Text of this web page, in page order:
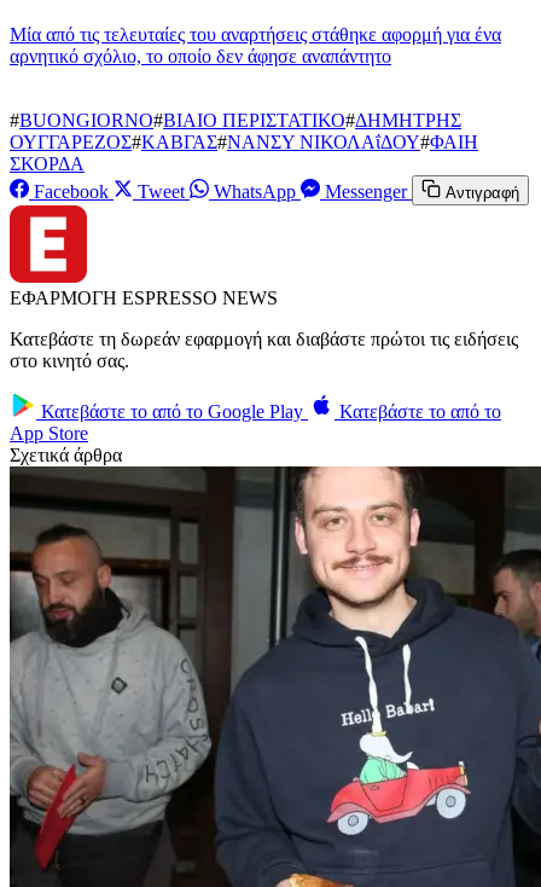
Mία από τις τελευταίες του αναρτήσεις στάθηκε αφορμή για ένα
αρνητικό σχόλιο, το οποίο δεν άφησε αναπάντητο
#BUONGIORNO#ΒΙΑΙΟ ΠΕΡΙΣΤΑΤΙΚΟ#ΔΗΜΗΤΡΗΣ
ΟΥΓΓΑΡΕΖΟΣ#ΚΑΒΓΑΣ#ΝΑΝΣΥ ΝΙΚΟΛΑΐΔΟΥ#ΦΑΙΗ
ΣΚΟΡΔΑ
Facebook
Tweet WhatsApp Messenger Αντιγραφή
ΕΦΑΡΜΟΓΗ ESPRESSO NEWS
Κατεβάστε τη δωρεάν εφαρμογή και διαβάστε πρώτοι τις ειδήσεις
στο κινητό σας.
Κατεβάστε το από το Google Play
Κατεβάστε το από το
App Store
Σχετικά άρθρα